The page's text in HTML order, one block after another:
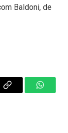
Baldoni, de
Copy